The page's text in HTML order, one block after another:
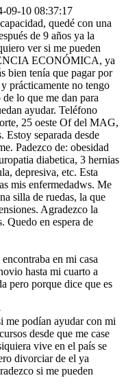
09-10 08:37:17
quedé con una
de 9 años ya la
ver si me pueden
ECONÓMICA, ya
bien tenía que pagar por
prácticamente no tengo
lo que me dan para
ayudar. Teléfono
25 oeste Of del MAG,
Estoy separada desde
Padezco de: obesidad
diabetica, 3 hernias
depresiva, etc. Esta
mis enfermedadws. Me
silla de ruedas, la que
Agradezco la
Quedo en espera de
en mi casa
hasta mi cuarto a
pero porque dice que es
me podían ayudar con mi
desde que me case
vive en el país se
divorciar de el ya
si me pueden